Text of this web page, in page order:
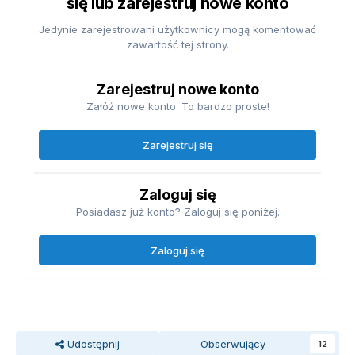
Jedynie zarejestrowani użytkownicy mogą komentować
zawartość tej strony.
Zarejestruj nowe konto
Załóż nowe konto. To bardzo proste!
Zarejestruj się
Zaloguj się
Posiadasz już konto? Zaloguj się poniżej.
Zaloguj się
Udostępnij Obserwujący 12